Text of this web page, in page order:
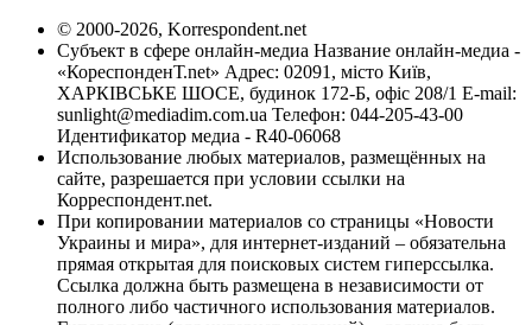
© 2000-2026, Korrespondent.net
Субъект в сфере онлайн-медиа Название онлайн-медиа -
«КореспонденТ.net» Адрес: 02091, місто Київ,
ХАРКІВСЬКЕ ШОСЕ, будинок 172-Б, офіс 208/1 E-mail:
sunlight@mediadim.com.ua Телефон: 044-205-43-00
Идентификатор медиа - R40-06068
Использование любых материалов, размещённых на
сайте, разрешается при условии ссылки на
Корреспондент.net.
При копировании материалов со страницы «Новости
Украины и мира», для интернет-изданий – обязательна
прямая открытая для поисковых систем гиперссылка.
Ссылка должна быть размещена в независимости от
полного либо частичного использования материалов.